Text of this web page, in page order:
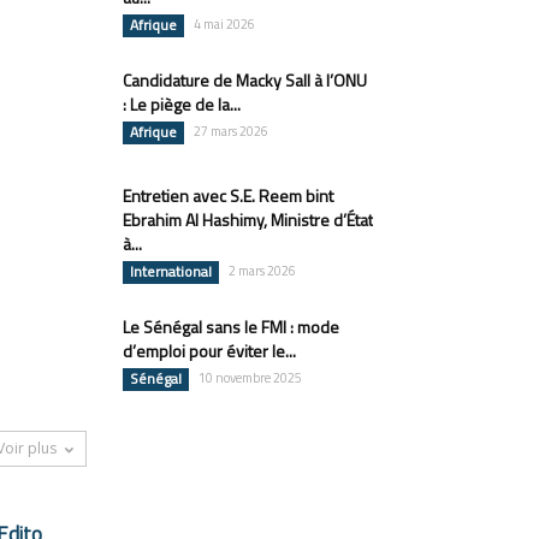
Afrique 4 mai 2026
Candidature de Macky Sall à l’ONU
: Le piège de la...
Afrique 27 mars 2026
Entretien avec S.E. Reem bint
Ebrahim Al Hashimy, Ministre d’État
à...
International 2 mars 2026
Le Sénégal sans le FMI : mode
d’emploi pour éviter le...
Sénégal 10 novembre 2025
plus